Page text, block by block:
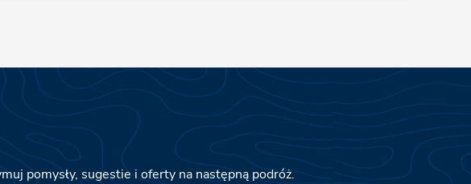
pomysły, sugestie i oferty na następną podróż.